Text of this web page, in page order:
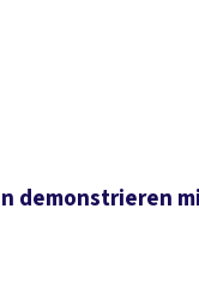
demonstrieren